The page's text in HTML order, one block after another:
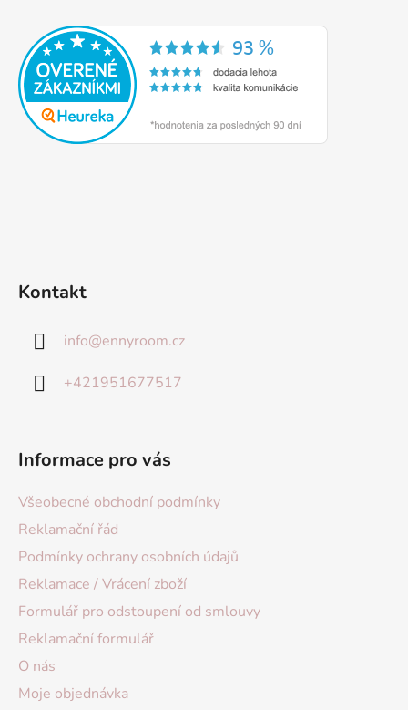
Kontakt
info@ennyroom.cz
+421951677517
Informace pro vás
Všeobecné obchodní podmínky
Reklamační řád
Podmínky ochrany osobních údajů
Reklamace / Vrácení zboží
Formulář pro odstoupení od smlouvy
Reklamační formulář
O nás
Moje objednávka